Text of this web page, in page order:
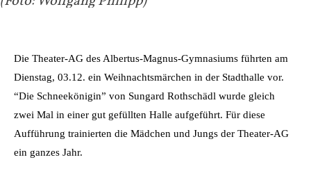
Die Theater-AG des Albertus-Magnus-Gymnasiums führten am
Dienstag, 03.12. ein Weihnachtsmärchen in der Stadthalle vor.
“Die Schneekönigin” von Sungard Rothschädl wurde gleich
zwei Mal in einer gut gefüllten Halle aufgeführt. Für diese
Aufführung trainierten die Mädchen und Jungs der Theater-AG
ein ganzes Jahr.